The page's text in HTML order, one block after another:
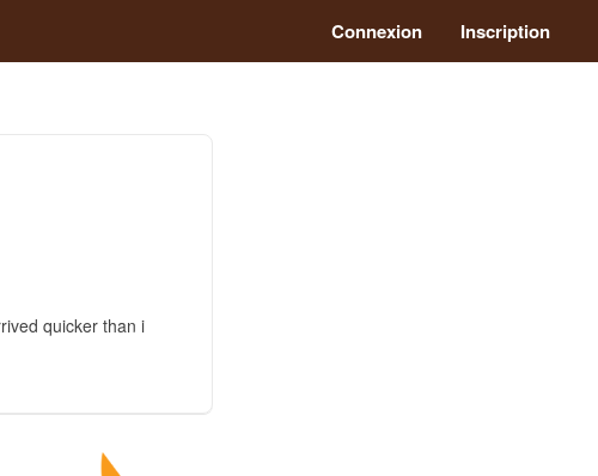
Connexion Inscription
quicker than i